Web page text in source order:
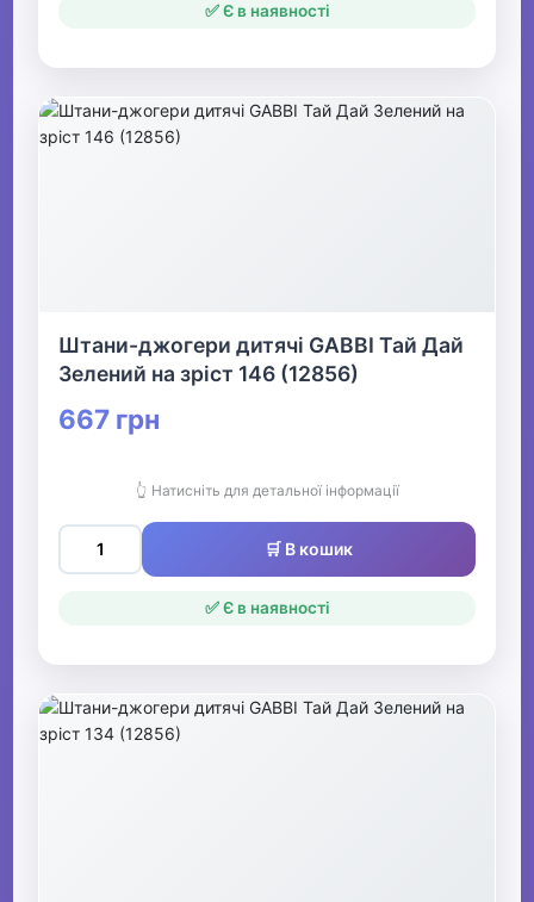
✅ Є в наявності
Штани-джогери дитячі GABBI Тай Дай
Зелений на зріст 146 (12856)
667 грн
👆 Натисніть для детальної інформації
🛒 В кошик
✅ Є в наявності